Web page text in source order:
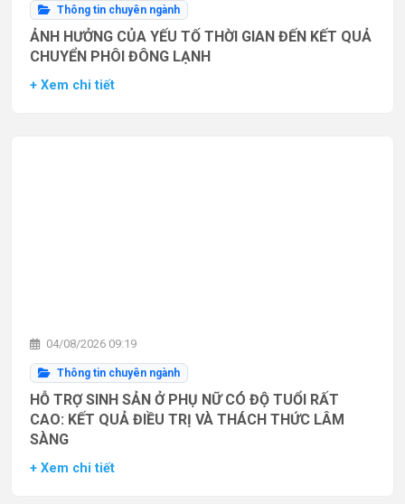
Thông tin chuyên ngành
ẢNH HƯỞNG CỦA YẾU TỐ THỜI GIAN ĐẾN KẾT QUẢ
CHUYỂN PHÔI ĐÔNG LẠNH
+ Xem chi tiết
04/08/2026 09:19
Thông tin chuyên ngành
HỖ TRỢ SINH SẢN Ở PHỤ NỮ CÓ ĐỘ TUỔI RẤT
CAO: KẾT QUẢ ĐIỀU TRỊ VÀ THÁCH THỨC LÂM
SÀNG
+ Xem chi tiết